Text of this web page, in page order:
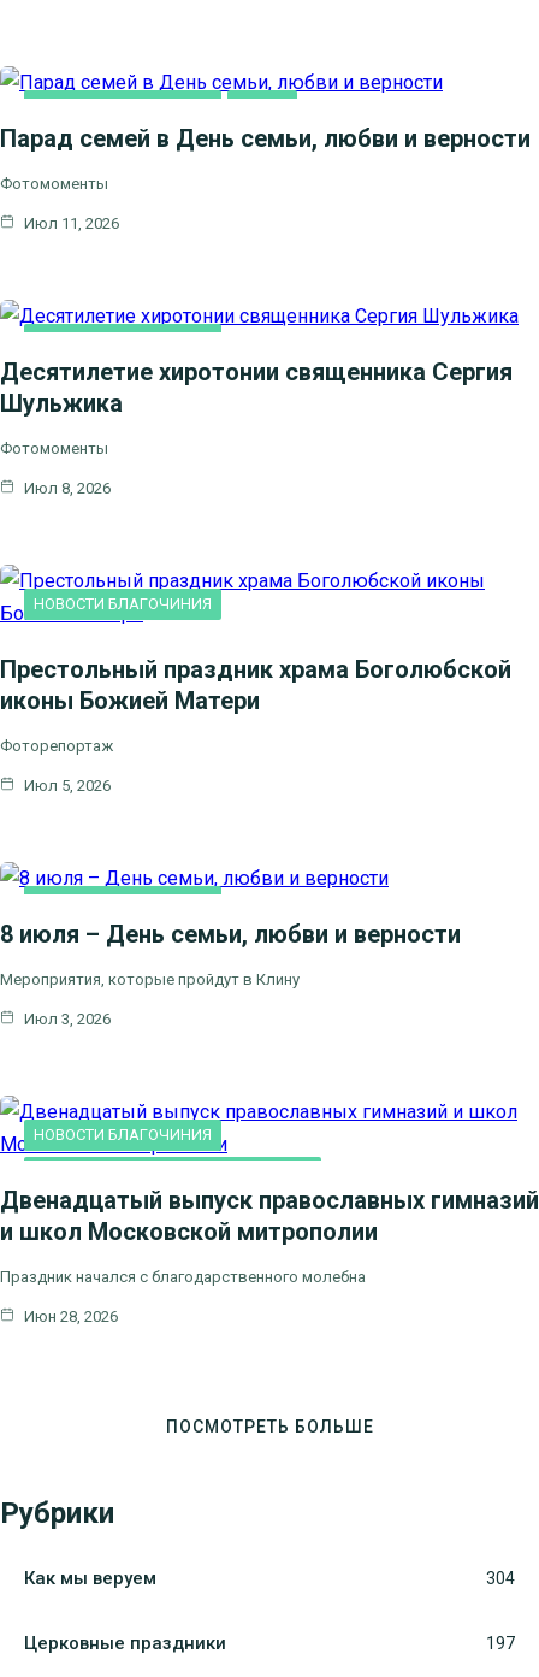
Парад семей в День семьи, любви и верности
Фотомоменты
Июл 11, 2026
Десятилетие хиротонии священника Сергия
Шульжика
Фотомоменты
Июл 8, 2026
НОВОСТИ БЛАГОЧИНИЯ
Престольный праздник храма Боголюбской
иконы Божией Матери
Фоторепортаж
Июл 5, 2026
8 июля – День семьи, любви и верности
Мероприятия, которые пройдут в Клину
Июл 3, 2026
НОВОСТИ БЛАГОЧИНИЯ
Двенадцатый выпуск православных гимназий
и школ Московской митрополии
Праздник начался с благодарственного молебна
Июн 28, 2026
ПОСМОТРЕТЬ БОЛЬШЕ
Рубрики
Как мы веруем 304
Церковные праздники 197